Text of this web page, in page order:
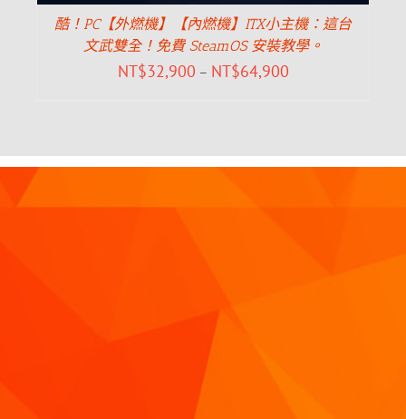
酷！PC【外燃機】【內燃機】ITX小主機：這台
文武雙全！免費 SteamOS 安裝教學。
NT$32,900 – NT$64,900